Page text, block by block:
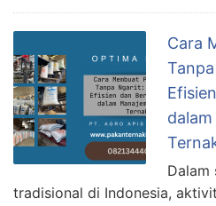
Cara
Dalam
tradisional di Indonesia,